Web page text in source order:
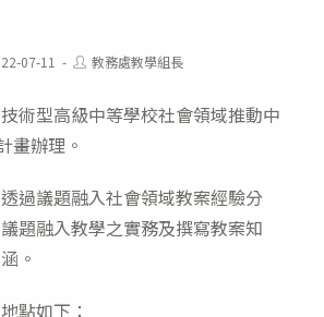
07-11
Post教務處教學組長
術型高級中等學校社會領域推動中
畫辦理。
過議題融入社會領域教案經驗分
題融入教學之實務及撰寫教案知
。
點如下：